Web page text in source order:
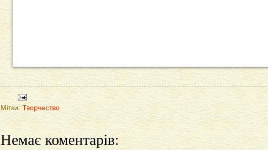
Мітки: Творчество
Немає коментарів: